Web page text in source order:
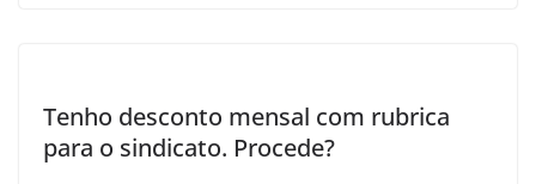
Tenho desconto mensal com rubrica
para o sindicato. Procede?